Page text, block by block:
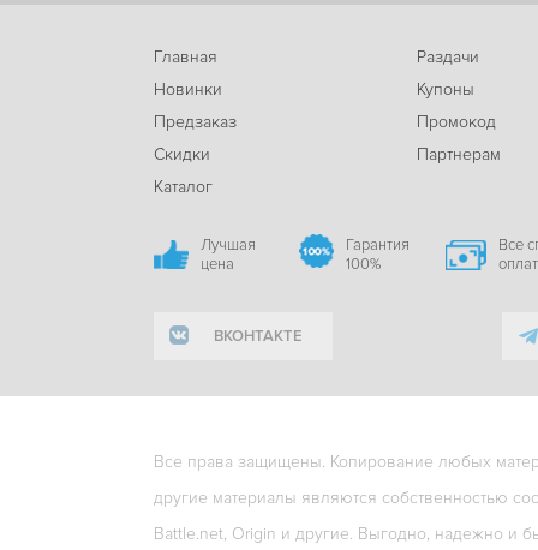
Главная
Новинки
Предзаказ
Скидки
Каталог
Раздачи
Купоны
Промокод
Партнерам
Лучшая
цена
Гарантия
100%
Все
ВКОНТАКТЕ
Все права защищены. Копирование любых
другие материалы являются собственностью
Battle.net, Origin и другие. Выгодно, надежно и